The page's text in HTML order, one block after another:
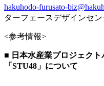
hakuhodo-furusato-
ターフェースデザインセン
<参考情報>
■ 日本水産業プロジェク
「STU48」について